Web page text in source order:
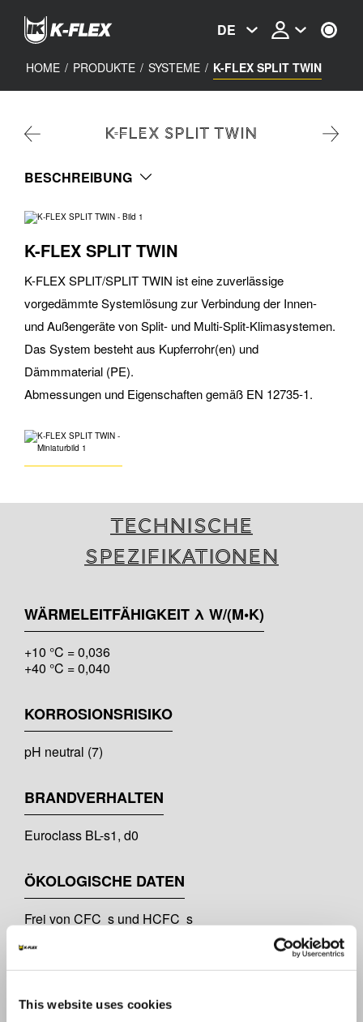
This website uses cookies
content
DE
HOME / PRODUKTE / SYSTEME / K-FLEX SPLIT TWIN
K-FLEX SPLIT TWIN
BESCHREIBUNG
K-FLEX SPLIT TWIN
K-FLEX SPLIT/SPLIT TWIN ist eine zuverlässige
vorgedämmte Systemlösung zur Verbindung der Innen-
und Außengeräte von Split- und Multi-Split-Klimasystemen.
Das System besteht aus Kupferrohr(en) und
Dämmmaterial (PE).
Abmessungen und Eigenschaften gemäß EN 12735-1.
Technische
Spezifikationen
WÄRMELEITFÄHIGKEIT λ W/(M•K)
+10 °C = 0,036
+40 °C = 0,040
KORROSIONSRISIKO
pH neutral (7)
BRANDVERHALTEN
Euroclass BL-s1, d0
ÖKOLOGISCHE DATEN
Frei von CFC s und HCFC s
TEMPERATURBEREICH
+100°C